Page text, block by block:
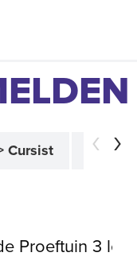
Cursist > Betaler